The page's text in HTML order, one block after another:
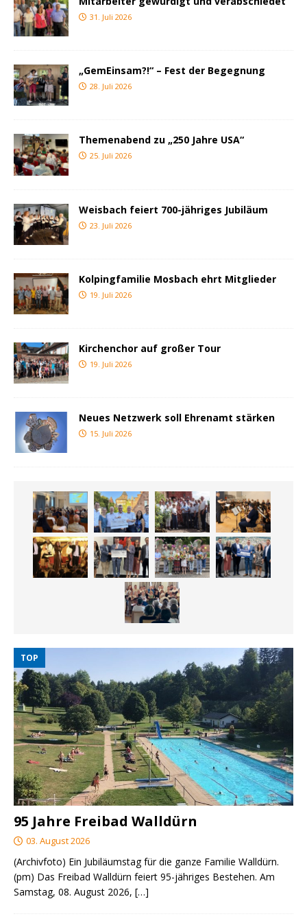
31. Juli 2026
„GemEinsam?!“ – Fest der Begegnung
28. Juli 2026
Themenabend zu „250 Jahre USA“
25. Juli 2026
Weisbach feiert 700-jähriges Jubiläum
23. Juli 2026
Kolpingfamilie Mosbach ehrt Mitglieder
19. Juli 2026
Kirchenchor auf großer Tour
19. Juli 2026
Neues Netzwerk soll Ehrenamt stärken
15. Juli 2026
TOP
95 Jahre Freibad Walldürn
03. August 2026
(Archivfoto) Ein Jubiläumstag für die ganze Familie Walldürn.
(pm) Das Freibad Walldürn feiert 95-jähriges Bestehen. Am
Samstag, 08. August 2026, […]